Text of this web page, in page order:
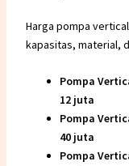
Harga pompa
kapasitas, material,
Pompa
12 juta
Pompa
40 juta
Pompa